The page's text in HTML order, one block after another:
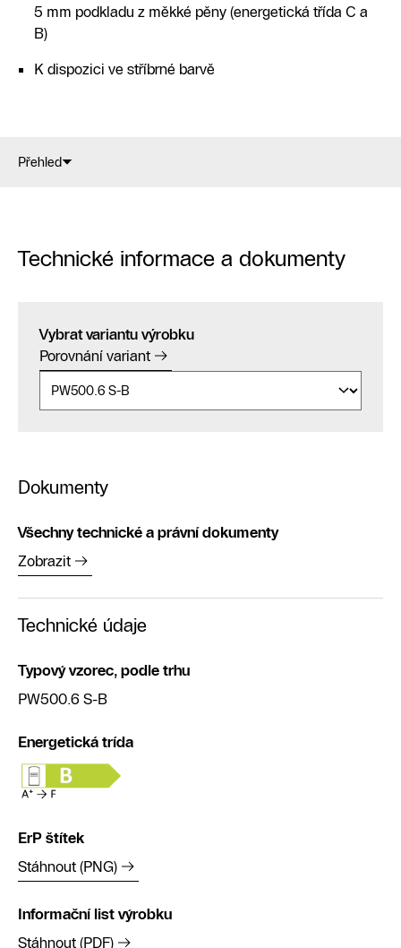
5 mm podkladu z měkké pěny (energetická třída C a
B)
K dispozici ve stříbrné barvě
Přehled
Technické informace a dokumenty
Vybrat variantu výrobku
Porovnání variant
Dokumenty
Všechny technické a právní dokumenty
Zobrazit
Technické údaje
Typový vzorec, podle trhu
PW500.6 S-B
Energetická trída
ErP štítek
Stáhnout (PNG)
Informační list výrobku
Stáhnout (PDF)